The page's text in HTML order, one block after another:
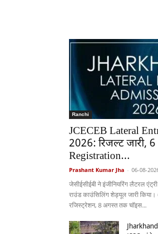
Ranchi
JCECEB Lateral
2026: रिजल्ट जारी,
Registration...
Prashant Kumar Jha - 06-08-
जेसीईसीईबी ने इंजीनियरिंग लैटरल
राउंड काउंसिलिंग शेड्यूल जारी
रजिस्ट्रेशन, 8 अगस्त तक चॉइस...